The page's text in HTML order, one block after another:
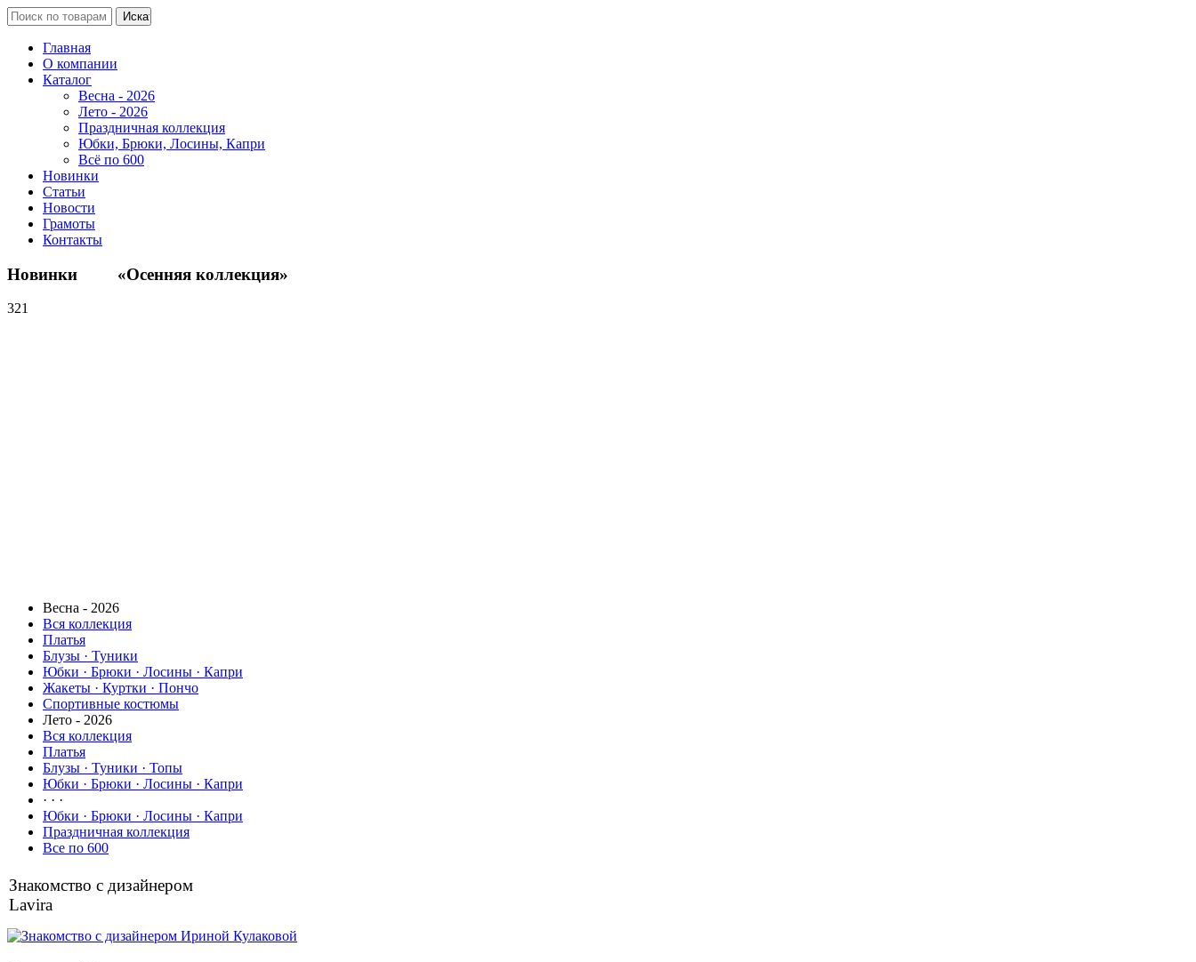
Главная
О компании
Каталог
Весна - 2026
Лето - 2026
Праздничная коллекция
Юбки, Брюки, Лосины, Капри
Всё по 600
Новинки
Статьи
Новости
Грамоты
Контакты
Новинки «Осенняя коллекция»
321
Весна - 2026
Вся коллекция
Платья
Блузы · Туники
Юбки · Брюки · Лосины · Капри
Жакеты · Куртки · Пончо
Спортивные костюмы
Лето - 2026
Вся коллекция
Платья
Блузы · Туники · Топы
Юбки · Брюки · Лосины · Капри
· · ·
Юбки · Брюки · Лосины · Капри
Праздничная коллекция
Все по 600
Знакомство с дизайнером
Lavira